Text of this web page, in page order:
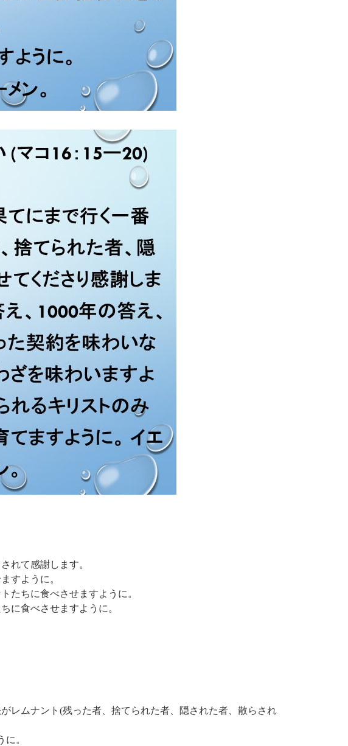
れて感謝します。
すように。
たちに食べさせますように。
に食べさせますように。
レムナント(残った者、捨てられた者、隠された者、散らされ
。